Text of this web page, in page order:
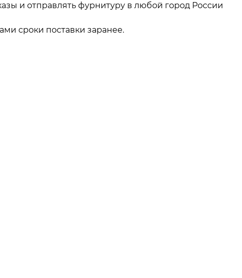
и отправлять фурнитуру в любой город России
сроки поставки заранее.